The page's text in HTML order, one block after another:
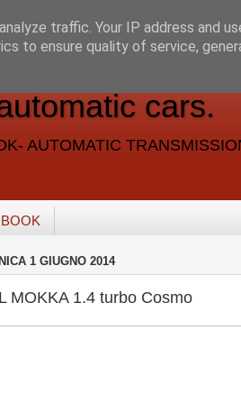
cars.
AUTOMATIC
1 GIUGNO 2014
MOKKA 1.4 turbo Cosmo
traffic. Your IP address and
to ensure quality of service,